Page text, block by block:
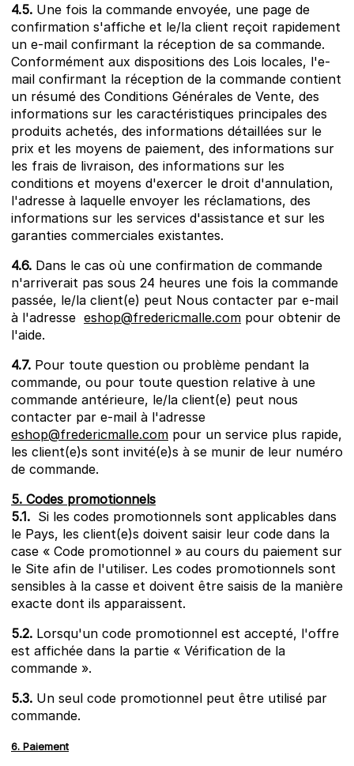
4.5. Une fois la commande envoyée, une page de
confirmation s'affiche et le/la client reçoit rapidement
un e-mail confirmant la réception de sa commande.
Conformément aux dispositions des Lois locales, l'e-
mail confirmant la réception de la commande contient
un résumé des Conditions Générales de Vente, des
informations sur les caractéristiques principales des
produits achetés, des informations détaillées sur le
prix et les moyens de paiement, des informations sur
les frais de livraison, des informations sur les
conditions et moyens d'exercer le droit d'annulation,
l'adresse à laquelle envoyer les réclamations, des
informations sur les services d'assistance et sur les
garanties commerciales existantes.
4.6. Dans le cas où une confirmation de commande
n'arriverait pas sous 24 heures une fois la commande
passée, le/la client(e) peut Nous contacter par e-mail
à l'adresse eshop@fredericmalle.com pour obtenir de
l'aide.
4.7. Pour toute question ou problème pendant la
commande, ou pour toute question relative à une
commande antérieure, le/la client(e) peut nous
contacter par e-mail à l'adresse
eshop@fredericmalle.com pour un service plus rapide,
les client(e)s sont invité(e)s à se munir de leur numéro
de commande.
5. Codes promotionnels
5.1. Si les codes promotionnels sont applicables dans
le Pays, les client(e)s doivent saisir leur code dans la
case « Code promotionnel » au cours du paiement sur
le Site afin de l'utiliser. Les codes promotionnels sont
sensibles à la casse et doivent être saisis de la manière
exacte dont ils apparaissent.
5.2. Lorsqu'un code promotionnel est accepté, l'offre
est affichée dans la partie « Vérification de la
commande ».
5.3. Un seul code promotionnel peut être utilisé par
commande.
6. Paiement